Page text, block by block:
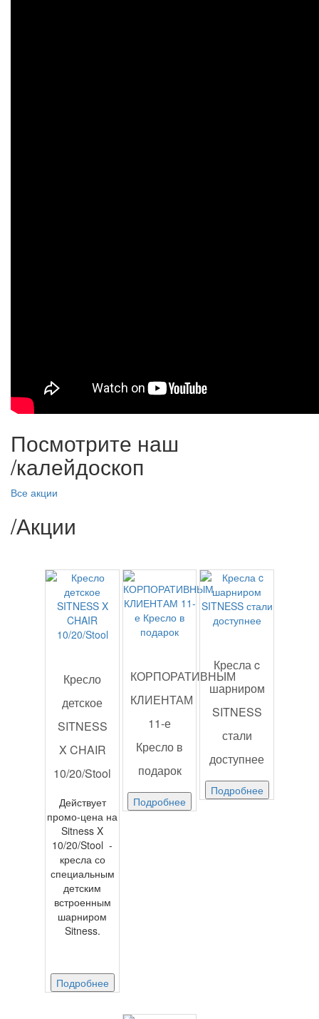
Посмотрите наш
/калейдоскоп
Все акции
/Акции
Кресло
детское
SITNESS
X CHAIR
10/20/Stool
Действует
промо-цена на
Sitness X
10/20/Stool -
кресла со
специальным
детским
встроенным
шарниром
Sitness.
Подробнее
КОРПОРАТИВНЫМ
КЛИЕНТАМ
11-е
Кресло в
подарок
Подробнее
Кресла c
шарниром
SITNESS
стали
доступнее
Подробнее